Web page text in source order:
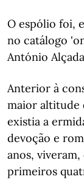
O espólio foi,
no catálogo
António
Anterior à
maior altitude
existia a
devoção e
anos, viveram,
primeiros